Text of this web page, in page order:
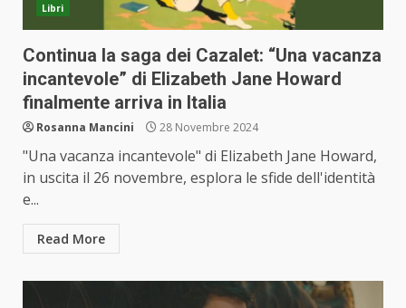
Libri
Continua la saga dei Cazalet: “Una vacanza
incantevole” di Elizabeth Jane Howard
finalmente arriva in Italia
Rosanna Mancini 28 Novembre 2024
"Una vacanza incantevole" di Elizabeth Jane Howard,
in uscita il 26 novembre, esplora le sfide dell'identità
e...
Read More